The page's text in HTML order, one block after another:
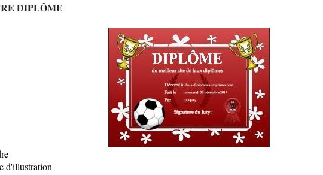
DIPLÔME
d'illustration